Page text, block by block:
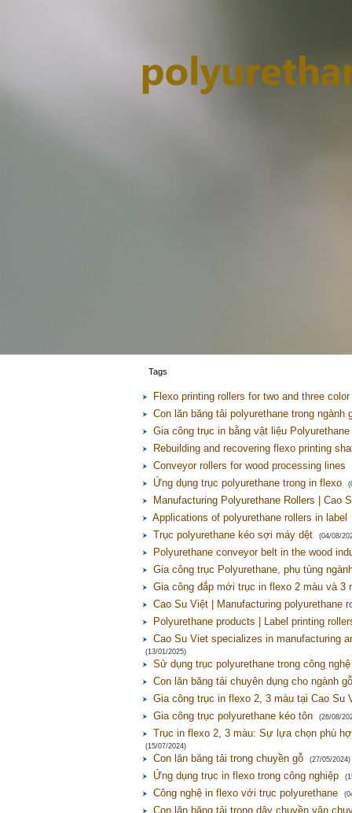
Tags
Flexo printing rollers for two and three color
Con lăn băng tải polyurethane trong ngành
Gia công trục in bằng vật liệu Polyurethane
Rebuilding and recovering flexo printing
Conveyor rollers for wood processing lines
Ứng dụng trục polyurethane trong in flexo
Manufacturing Polyurethane Rollers | Cao
Applications of polyurethane rollers in label
Trục polyurethane kéo sợi máy dệt
(04/08/
Polyurethane conveyor belt in the wood
Gia công trục Polyurethane, phụ tùng
Gia công đắp mới trục in flexo 2 màu và 3
Cao Su Việt | Manufacturing polyurethane
Polyurethane products | Label printing
Cao Su Viet specializes in manufacturing
(13/01/2025)
Sử dụng trục polyurethane trong công
Con lăn băng tải chuyên dụng cho ngành gỗ
Gia công trục in flexo 2, 3 màu tại Cao Su
Gia công trục polyurethane kéo tôn
(26/08/
Trục in flexo 2, 3 màu: Sự lựa chọn phù
(15/07/2024)
Con lăn băng tải trong chuyền gỗ (27/05/2024)
Ứng dụng trục in flexo trong công nghiệp
Công nghệ in flexo với trục polyurethane
Con lăn băng tải trong dây chuyền vận